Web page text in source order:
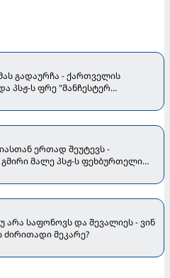
გადაურჩა - ქართველის
პსჟ-ს ფრე "მანჩესტერ
ერთად შეუტევს -
მალე პსჟ-ს ფეხბურთელი
არა საფონოვს და შევალიეს - ვინ
ძირითადი მეკარე?